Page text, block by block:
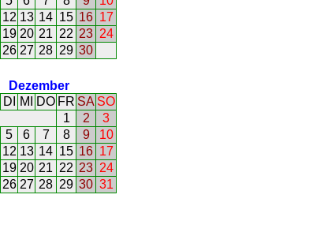
12 13 14 15 16 17
19 20 21 22 23 24
26 27 28 29 30
Dezember
DI MI DO FR SA SO
1 2
3
5 6 7 8 9
10
12 13 14 15 16 17
19 20 21 22 23 24
26 27 28 29 30 31